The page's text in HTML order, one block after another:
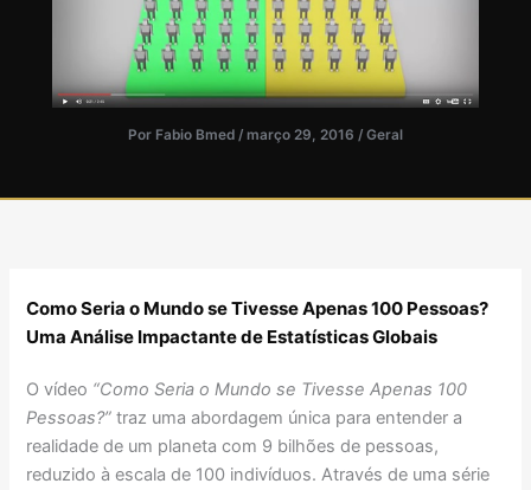
Por Fabio Bmed / março 29, 2016 / Geral
Como Seria o Mundo se Tivesse Apenas 100 Pessoas?
Uma Análise Impactante de Estatísticas Globais
O vídeo “Como Seria o Mundo se Tivesse Apenas 100
Pessoas?” traz uma abordagem única para entender a
realidade de um planeta com 9 bilhões de pessoas,
reduzido à escala de 100 indivíduos. Através de uma série